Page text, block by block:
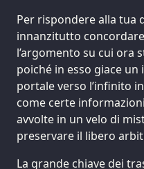
Per rispondere alla tua
innanzitutto
l’argomento su cui ora
poiché in esso giace
portale verso l’infinito
come certe
avvolte in un velo di
preservare il libero
La grande chiave dei